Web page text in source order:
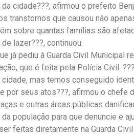
cidade???, afirmou o prefeito
transtornos que causou não
sobre quantas famílias são
lazer???, continuou.
já pediu à Guarda Civil Municipal
que é feita pela Polícia Civil.
mas temos conseguido
por seus atos???, afirmou o chefe
e outras áreas públicas
população para que denuncie e
feitas diretamente na Guarda